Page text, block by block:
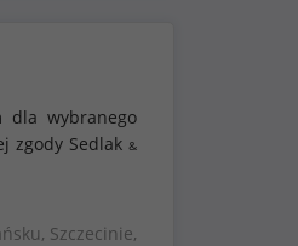
dla wybranego
zgody Sedlak &
Szczecinie,